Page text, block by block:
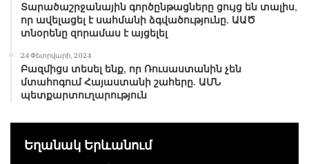
Տարածաշրջանային գործընթացները ցույց են տալիս,
որ ավելացել է սահմանի ձգվածությունը. ԱԱԾ
տնօրենը զորամաս է այցելել
24 Փետրվարի, 2024
Բազմիցս տեսել ենք, որ Ռուսաստանին չեն
մտահոգում Հայաստանի շահերը. ԱՄՆ
պետքարտուղարություն
Եղանակ Երևանում